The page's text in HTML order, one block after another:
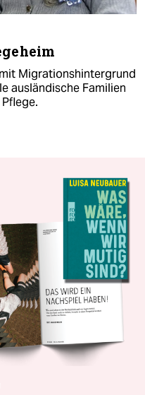
Migrationshintergrund
ausländische Familien